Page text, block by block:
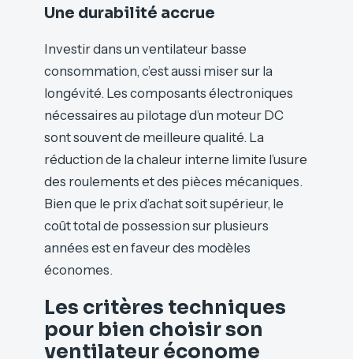
Une durabilité accrue
Investir dans un ventilateur basse
consommation, c’est aussi miser sur la
longévité. Les composants électroniques
nécessaires au pilotage d’un moteur DC
sont souvent de meilleure qualité. La
réduction de la chaleur interne limite l’usure
des roulements et des pièces mécaniques.
Bien que le prix d’achat soit supérieur, le
coût total de possession sur plusieurs
années est en faveur des modèles
économes.
Les critères techniques
pour bien choisir son
ventilateur économe